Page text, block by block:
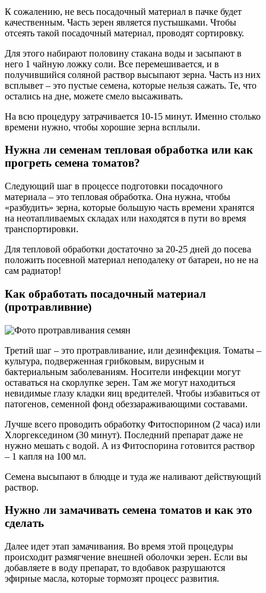
К сожалению, не весь посадочный материал в пачке будет
качественным. Часть зерен является пустышками. Чтобы
отсеять такой посадочный материал, проводят сортировку.
Для этого набирают половину стакана воды и засыпают в
него 1 чайную ложку соли. Все перемешивается, и в
получившийся соляной раствор высыпают зерна. Часть из них
всплывет – это пустые семена, которые нельзя сажать. Те, что
остались на дне, можете смело высаживать.
На всю процедуру затрачивается 10-15 минут. Именно столько
времени нужно, чтобы хорошие зерна всплыли.
Нужна ли семенам тепловая обработка или как
прогреть семена томатов?
Следующий шаг в процессе подготовки посадочного
материала – это тепловая обработка. Она нужна, чтобы
«разбудить» зерна, которые большую часть времени хранятся
на неотапливаемых складах или находятся в пути во время
транспортировки.
Для тепловой обработки достаточно за 20-25 дней до посева
положить посевной материал неподалеку от батареи, но не на
сам радиатор!
Как обработать посадочный материал
(протравливние)
Третий шаг – это протравливание, или дезинфекция. Томаты –
культура, подверженная грибковым, вирусным и
бактериальным заболеваниям. Носители инфекции могут
оставаться на скорлупке зерен. Там же могут находиться
невидимые глазу кладки яиц вредителей. Чтобы избавиться от
патогенов, семенной фонд обеззараживающими составами.
Лучше всего проводить обработку Фитоспорином (2 часа) или
Хлоргекседином (30 минут). Последний препарат даже не
нужно мешать с водой. А из Фитоспорина готовится раствор
– 1 капля на 100 мл.
Семена высыпают в блюдце и туда же наливают действующий
раствор.
Нужно ли замачивать семена томатов и как это
сделать
Далее идет этап замачивания. Во время этой процедуры
происходит размягчение внешней оболочки зерен. Если вы
добавляете в воду препарат, то вдобавок разрушаются
эфирные масла, которые тормозят процесс развития.